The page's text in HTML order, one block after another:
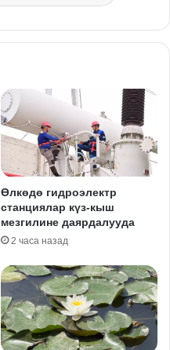
Өлкөдө гидроэлектр
станциялар күз-кыш
мезгилине даярдалууда
2 часа назад